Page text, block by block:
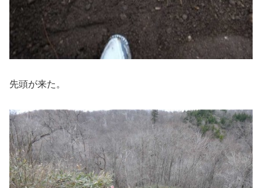
先頭が来た。